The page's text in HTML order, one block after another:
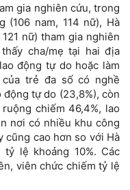
gia nghiên cứu, trong
(106 nam, 114 nữ), Hà
nữ) tham gia nghiên
cha/mẹ tại hai địa
động tự do hoặc làm
trẻ đa số có nghề
tự do (23,8%), còn
chiếm 46,4%, lao
nơi có nhiều khu công
cũng cao hơn so với Hà
lệ khoảng 10%. Các
viên chức chiếm tỷ lệ